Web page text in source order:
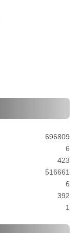
696809
6
423
516661
6
392
1